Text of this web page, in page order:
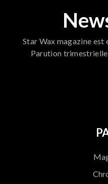
Star Wax magazine
Parution